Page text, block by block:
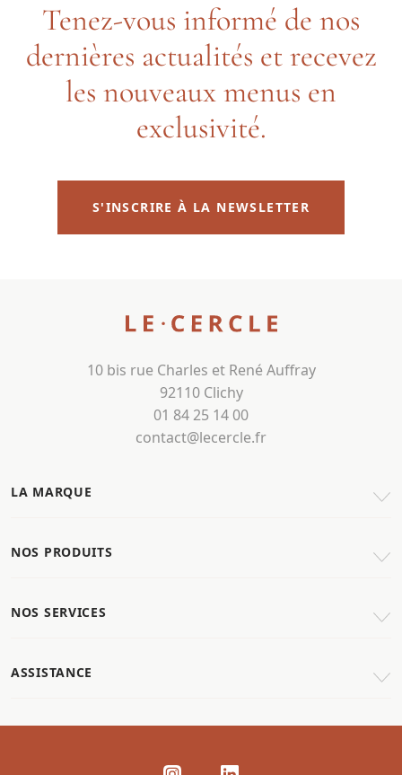
Tenez-vous informé de nos
dernières actualités et recevez
les nouveaux menus en
exclusivité.
S'INSCRIRE À LA NEWSLETTER
10 bis rue Charles et René Auffray
92110 Clichy
01 84 25 14 00
contact@lecercle.fr
LA MARQUE
NOS PRODUITS
NOS SERVICES
ASSISTANCE